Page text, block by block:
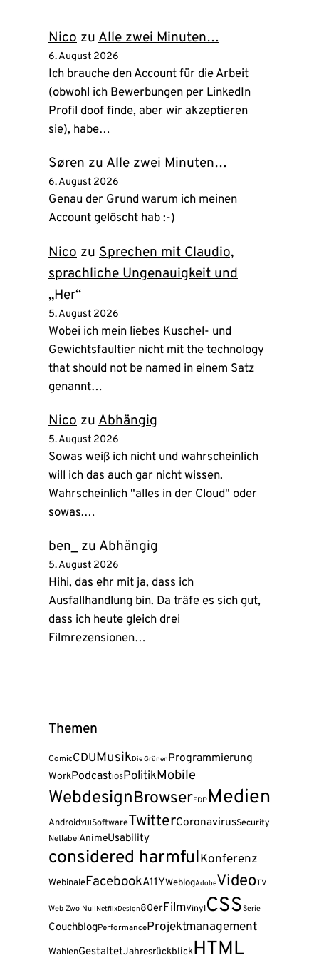
Nico zu Alle zwei Minuten…
6. August 2026
Ich brauche den Account für die Arbeit
(obwohl ich Bewerbungen per LinkedIn
Profil doof finde, aber wir akzeptieren
sie), habe…
Søren zu Alle zwei Minuten…
6. August 2026
Genau der Grund warum ich meinen
Account gelöscht hab :-)
Nico zu Sprechen mit Claudio,
sprachliche Ungenauigkeit und
„Her“
5. August 2026
Wobei ich mein liebes Kuschel- und
Gewichtsfaultier nicht mit the technology
that should not be named in einem Satz
genannt…
Nico zu Abhängig
5. August 2026
Sowas weiß ich nicht und wahrscheinlich
will ich das auch gar nicht wissen.
Wahrscheinlich "alles in der Cloud" oder
sowas.…
ben_zu Abhängig
5. August 2026
Hihi, das ehr mit ja, dass ich
Ausfallhandlung bin. Da träfe es sich gut,
dass ich heute gleich drei
Filmrezensionen…
Themen
ComicCDUMusikDie GrünenProgrammierung
WorkPodcastiOSPolitikMobile
WebdesignBrowserFDPMedien
AndroidYUISoftwareTwitterCoronavirusSecurity
NetlabelAnimeUsability
considered harmfulKonferenz
WebinaleFacebookA11YWeblogAdobeVideoTV
Web Zwo NullNetflixDesign80erFilmVinylCSSSerie
CouchblogPerformanceProjektmanagement
WahlenGestaltetJahresrückblickHTML